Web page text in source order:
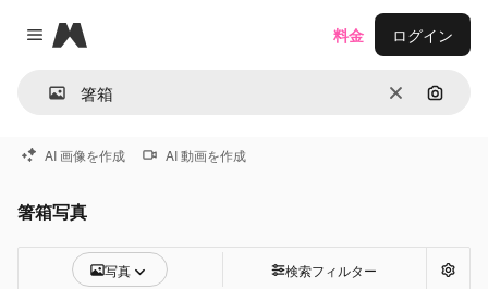
Close menu
Magnific
消去 画像で
料金 ログイン
AI 画像を作成 AI 動画を作成
箸箱写真
写真 検索フィルター